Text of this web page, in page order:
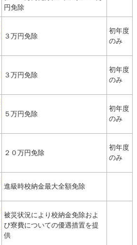
円免除
３万円免除
初年度
のみ
３万円免除
初年度
のみ
５万円免除
初年度
のみ
２０万円免除
初年度
のみ
進級時校納金最大全額免除
被災状況により校納金免除およ
び寮費についての優遇措置を提
供